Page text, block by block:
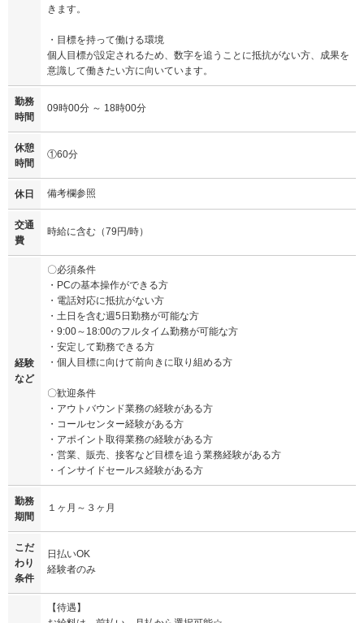
きます。
・目標を持って働ける環境
個人目標が設定されるため、数字を追うことに抵抗がない方、成果を
意識して働きたい方に向いています。
勤務
時間
09時00分 ～ 18時00分
休憩
時間
①60分
休日 備考欄参照
交通
費
時給に含む（79円/時）
経験
など
〇必須条件
・PCの基本操作ができる方
・電話対応に抵抗がない方
・土日を含む週5日勤務が可能な方
・9:00～18:00のフルタイム勤務が可能な方
・安定して勤務できる方
・個人目標に向けて前向きに取り組める方
〇歓迎条件
・アウトバウンド業務の経験がある方
・コールセンター経験がある方
・アポイント取得業務の経験がある方
・営業、販売、接客など目標を追う業務経験がある方
・インサイドセールス経験がある方
勤務
期間
１ヶ月～３ヶ月
こだ
わり
条件
日払いOK
経験者のみ
【待遇】